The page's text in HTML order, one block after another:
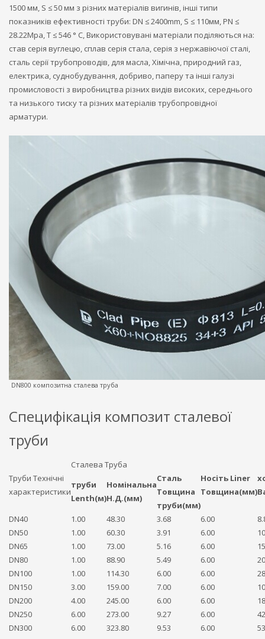
1500 мм, S ≤ 50 мм з різних матеріалів вигинів, інші типи
показників ефективності труби: DN ≤ 2400mm, S ≤ 110мм, PN ≤
28.22Mpa, T ≤ 546 ° C, Використовувані матеріали поділяються на:
став серія вуглецю, сплав серія стала, серія з нержавіючої сталі,
сталь серії трубопроводів, для масла, Хімічна, природний газ,
електрика, суднобудування, добриво, паперу та інші галузі
промисловості з виробництва різних видів високих, середнього
та низького тиску та різних матеріалів трубопровідної
арматури.
DN800 композитна сталева труба
Специфікація композит сталевої
труби
Труби Технічні
характеристики
Сталева Труба
Носіть Liner
Товщина(мм)
труби
Lenth(м)
Номінальна
Н.Д.(мм)
Сталь
Товщина
труби(мм)
DN40
1.00 48.30 3.68 6.00
DN50
1.00 60.30 3.91 6.00
DN65
1.00 73.00 5.16 6.00
DN80
1.00 88.90 5.49 6.00
DN100
1.00 114.30 6.00 6.00
DN150
3.00 159.00 7.00 6.00
DN200
4.00 245.00 6.00 6.00
DN250
6.00 273.00 9.27 6.00
DN300
6.00 323.80 9.53 6.00